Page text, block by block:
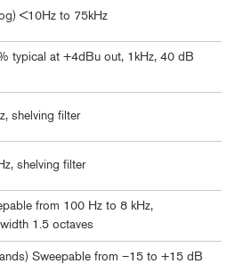
<10Hz to 75kHz
typical at +4dBu out, 1kHz, 40 dB
shelving filter
shelving filter
from 100 Hz to 8 kHz,
1.5 octaves
Sweepable from –15 to +15 dB